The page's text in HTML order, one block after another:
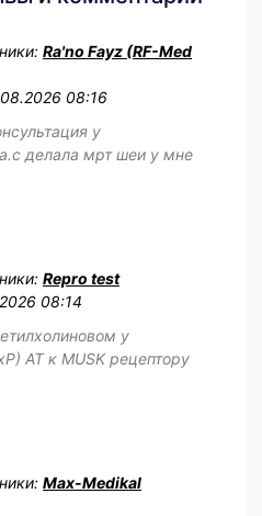
Ra'no Fayz (RF-Med
08:16
у
делала мрт шеи у мне
Repro test
08:14
у
АТ к MUSK рецептору
Max-Medikal